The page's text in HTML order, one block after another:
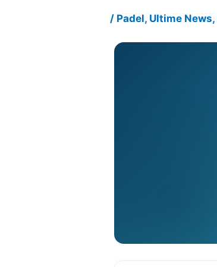
/ Padel, Ultime News,